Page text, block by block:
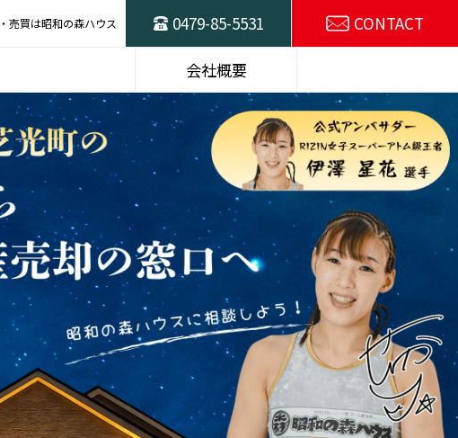
和の森ハウスの
厳選プラン 建物仕様 施工例
会社概要
スタッフ紹介 SDGsの取り組み
東総不動産売却の
窓口
売買は昭和の森ハウス 0479-85-5531 CONTACT